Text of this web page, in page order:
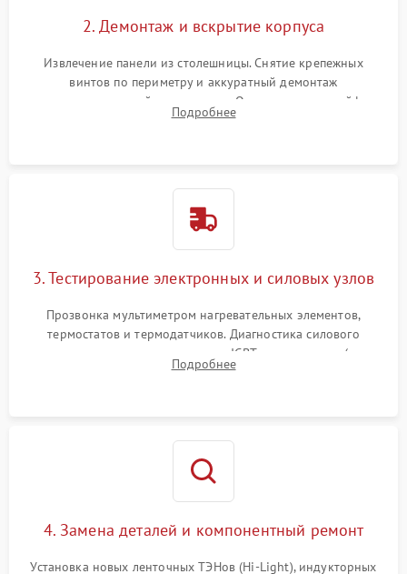
2. Демонтаж и вскрытие корпуса
Извлечение панели из столешницы. Снятие крепежных
винтов по периметру и аккуратный демонтаж
стеклокерамической поверхности. Отсоединение шлейфов
сенсорного блока для доступа к силовым платам, катушкам
Подробнее
3. Тестирование электронных и силовых узлов
Прозвонка мультиметром нагревательных элементов,
термостатов и термодатчиков. Диагностика силового
модуля, реле, диодных мостов и IGBT-транзисторов (для
индукции). Проверка кранов и газ-контроля (для газовых
Подробнее
4. Замена деталей и компонентный ремонт
Установка новых ленточных ТЭНов (Hi-Light), индукторных